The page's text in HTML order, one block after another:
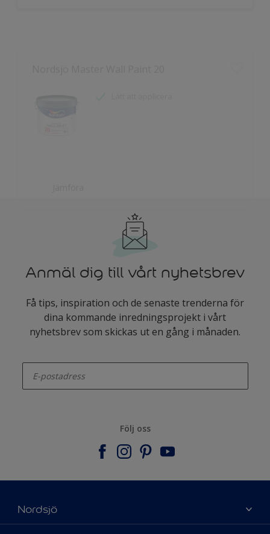
Anmäl dig till vårt nyhetsbrev
Få tips, inspiration och de senaste trenderna för
dina kommande inredningsprojekt i vårt
nyhetsbrev som skickas ut en gång i månaden.
Följ oss
Nordsjö